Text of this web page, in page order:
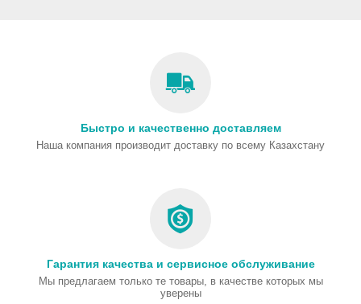
Быстро и качественно доставляем
Наша компания производит доставку по всему Казахстану
Гарантия качества и сервисное обслуживание
Мы предлагаем только те товары, в качестве которых мы
уверены